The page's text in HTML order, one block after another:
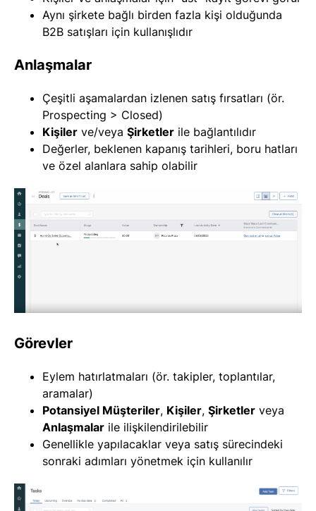
Aynı şirkete bağlı birden fazla kişi olduğunda
B2B satışları için kullanışlıdır
Anlaşmalar
Çeşitli aşamalardan izlenen satış fırsatları (ör.
Prospecting > Closed)
Kişiler ve/veya Şirketler ile bağlantılıdır
Değerler, beklenen kapanış tarihleri, boru hatları
ve özel alanlara sahip olabilir
Görevler
Eylem hatırlatmaları (ör. takipler, toplantılar,
aramalar)
Potansiyel Müşteriler, Kişiler, Şirketler veya
Anlaşmalar ile ilişkilendirilebilir
Genellikle yapılacaklar veya satış sürecindeki
sonraki adımları yönetmek için kullanılır